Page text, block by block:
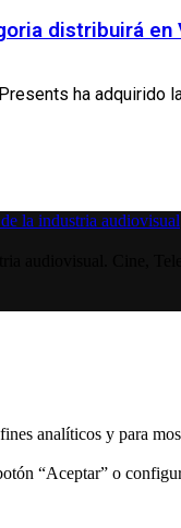
distribuirá en
ha adquirido
analíticos y para
“Aceptar” o